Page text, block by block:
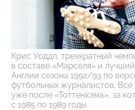
Крис Уоддл, трехкратный
в составе «Марселя» и
Англии сезона 1992/93 по
футбольных журналистов. Все
уже после «Тоттенхэма», за
с 1985 по 1989 годы